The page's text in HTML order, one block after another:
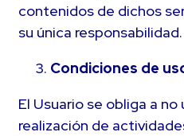
contenidos de dichos
su única responsabilidad.
Condiciones de
El Usuario se obliga a no
realización de